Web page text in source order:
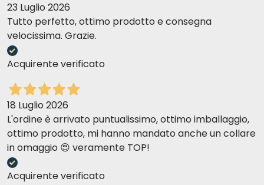
23 Luglio 2026
Tutto perfetto, ottimo prodotto e consegna
velocissima. Grazie.
Acquirente verificato
18 Luglio 2026
L'ordine è arrivato puntualissimo, ottimo imballaggio,
ottimo prodotto, mi hanno mandato anche un collare
in omaggio 😍 veramente TOP!
Acquirente verificato